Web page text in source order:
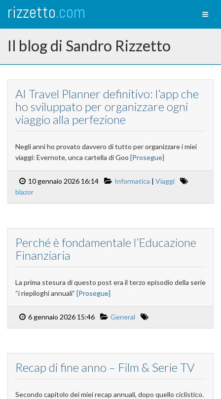
rizzetto.com
Il blog di Sandro Rizzetto
AI Travel Planner definitivo: l’app che
ho sviluppato per organizzare ogni
viaggio alla perfezione
Negli anni ho provato davvero di tutto per organizzare i miei
viaggi: Evernote, unca cartella di Goo [Prosegue]
10 gennaio 2026 16:14 Informatica | Viaggi
blazor
Perché è fondamentale l’Educazione
Finanziaria
La prima stesura di questo post era il terzo episodio della serie
“i riepiloghi annuali” [Prosegue]
6 gennaio 2026 15:46 General
Recap di fine anno – Film & Serie TV
Secondo capitolo dei miei recap annuali, dopo quello ciclistico.